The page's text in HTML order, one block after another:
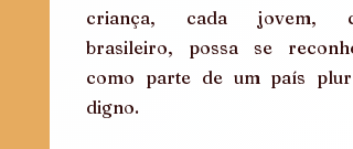
criança, cada jovem,
brasileiro, possa se
como parte de um país
digno.